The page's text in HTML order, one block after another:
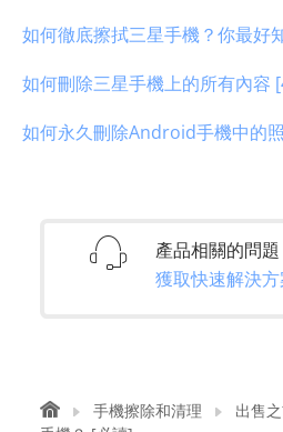
如何徹底擦拭三星手機？你最好
如何刪除三星手機上的所有內容
如何永久刪除Android手機中的
產品相關的問題
獲取快速解決
手機擦除和清理
出售